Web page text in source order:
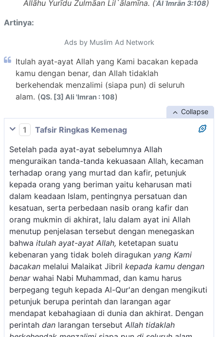
Allāhu Yurīdu Žulmāan Lil`ālamīna. (ʾĀl ʿImrān 3:108)
Artinya:
Ads by Muslim Ad Network
Itulah ayat-ayat Allah yang Kami bacakan kepada
kamu dengan benar, dan Allah tidaklah
berkehendak menzalimi (siapa pun) di seluruh
alam. (QS. [3] Ali 'Imran : 108)
Collapse
1
Tafsir Ringkas Kemenag
Setelah pada ayat-ayat sebelumnya Allah
menguraikan tanda-tanda kekuasaan Allah, kecaman
terhadap orang yang murtad dan kafir, petunjuk
kepada orang yang beriman yaitu keharusan mati
dalam keadaan Islam, pentingnya persatuan dan
kesatuan, serta perbedaan nasib orang kafir dan
orang mukmin di akhirat, lalu dalam ayat ini Allah
menutup penjelasan tersebut dengan menegaskan
bahwa itulah ayat-ayat Allah, ketetapan suatu
kebenaran yang tidak boleh diragukan yang Kami
bacakan melalui Malaikat Jibril kepada kamu dengan
benarwahai Nabi Muhammad, dan kamu harus
berpegang teguh kepada Al-Qur'an dengan mengikuti
petunjuk berupa perintah dan larangan agar
mendapat kebahagiaan di dunia dan akhirat. Dengan
perintah dan larangan tersebut Allah tidaklah